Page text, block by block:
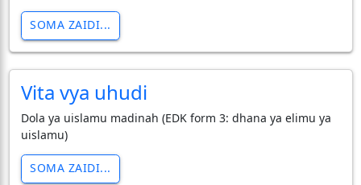
SOMA ZAIDI...
Vita vya uhudi
Dola ya uislamu madinah (EDK form 3: dhana ya elimu ya
uislamu)
SOMA ZAIDI...